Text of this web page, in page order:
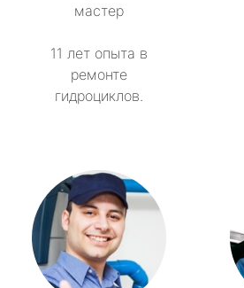
мастер
11 лет опыта в
ремонте
гидроциклов.